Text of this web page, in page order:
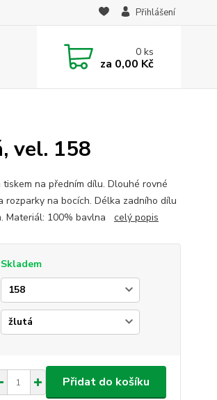
Přihlášení
0ks
za 0,00 Kč
vel. 158
na předním dílu. Dlouhé rovné
rozparky na bocích. Délka zadního dílu
Materiál: 100% bavlna celý popis
Skladem
Přidat do košíku